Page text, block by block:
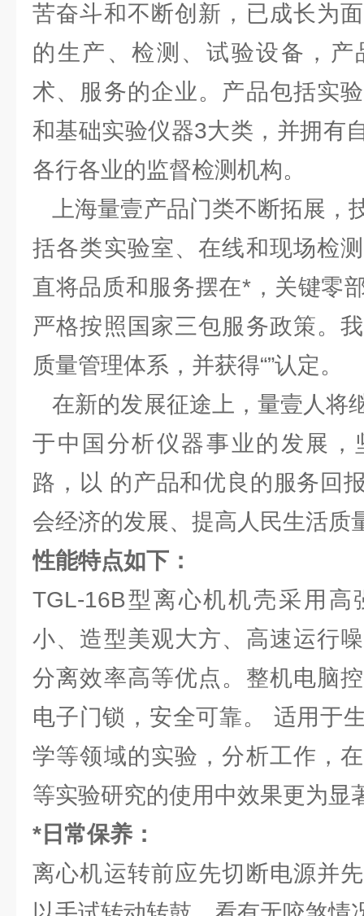
苦奋斗和不断创新，已成长为
的生产、检测、试验设备，
术、服务的企业。产品包括实
和基础实验仪器3大类，并拥有
各行各业的监督检测机构。
上海量壹产品门类不断拓展，
括各类实验室、在线和现场检
直将品质和服务摆在*，关键零
严格按照国家三包服务政策。
质量管理体系，并获得“”认定。
在新的发展征途上，量壹人将
于中国分析仪器事业的发展，
路，以 的产品和优良的服务回
会经济的发展、提高人民生活质
性能特点如下：
TGL-16B型离心机机壳采用
小、造型美观大方、高速运行
分离效率高等优点。整机电脑
电子门锁，安全可靠。 适用于
学等领域的实验，分析工作，
等实验研究的使用中效果更为显
*日常保养：
离心机运转前应先切断电源并